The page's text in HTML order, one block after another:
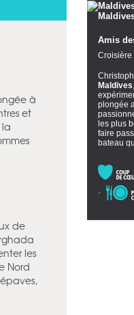
à
et
de
les
Nord
Amis
Croisière
Maldives
plongée
les plus
faire
bateau